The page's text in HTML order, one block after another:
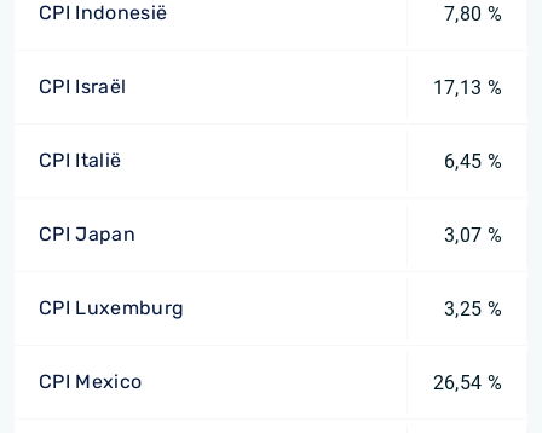
CPI Indonesië 7,80 %
CPI Israël 17,13 %
CPI Italië 6,45 %
CPI Japan 3,07 %
CPI Luxemburg 3,25 %
CPI Mexico 26,54 %